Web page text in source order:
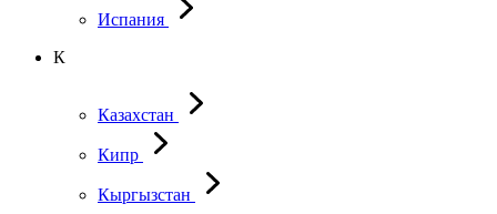
Испания
К
Казахстан
Кипр
Кыргызстан